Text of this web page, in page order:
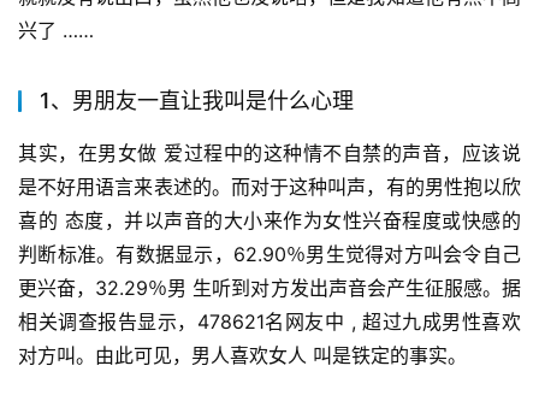
兴了 ……
1、男朋友一直让我叫是什么心理
其实，在男女做 爱过程中的这种情不自禁的声音，应该说
是不好用语言来表述的。而对于这种叫声，有的男性抱以欣
喜的 态度，并以声音的大小来作为女性兴奋程度或快感的
判断标准。有数据显示，62.90％男生觉得对方叫会令自己
更兴奋，32.29％男 生听到对方发出声音会产生征服感。据
相关调查报告显示，478621名网友中 , 超过九成男性喜欢
对方叫。由此可见，男人喜欢女人 叫是铁定的事实。